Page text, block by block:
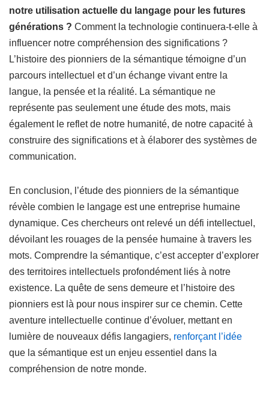
notre utilisation actuelle du langage pour les futures
générations ? Comment la technologie continuera-t-elle à
influencer notre compréhension des significations ?
L’histoire des pionniers de la sémantique témoigne d’un
parcours intellectuel et d’un échange vivant entre la
langue, la pensée et la réalité. La sémantique ne
représente pas seulement une étude des mots, mais
également le reflet de notre humanité, de notre capacité à
construire des significations et à élaborer des systèmes de
communication.
En conclusion, l’étude des pionniers de la sémantique
révèle combien le langage est une entreprise humaine
dynamique. Ces chercheurs ont relevé un défi intellectuel,
dévoilant les rouages de la pensée humaine à travers les
mots. Comprendre la sémantique, c’est accepter d’explorer
des territoires intellectuels profondément liés à notre
existence. La quête de sens demeure et l’histoire des
pionniers est là pour nous inspirer sur ce chemin. Cette
aventure intellectuelle continue d’évoluer, mettant en
lumière de nouveaux défis langagiers, renforçant l’idée
que la sémantique est un enjeu essentiel dans la
compréhension de notre monde.